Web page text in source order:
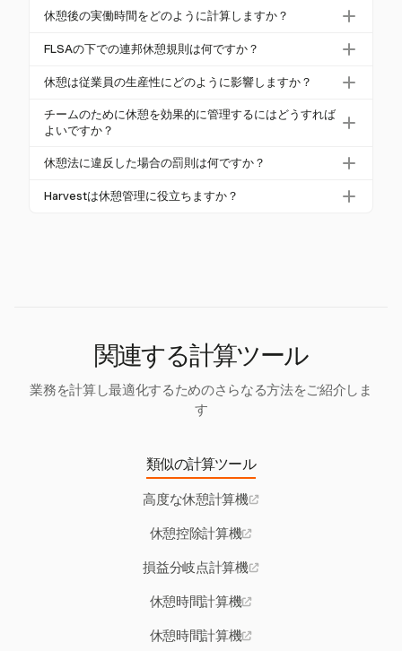
カリフォルニア州では、非免除従業員は5時間を超え
ごとに10分の有給の休憩を受ける必要があります。
休憩後の実働時間をどのように計算しますか？
休憩後の実働時間を計算するには、総労働時間から
グソフトウェアのようなツールは、これらの控除を
FLSAの下での連邦休憩規則は何ですか？
FLSAは休憩を義務付けていませんが、提供される場
分以上の食事時間は、従業員が業務から解放されて
いる場合、賃金が支払われません。
休憩は従業員の生産性にどのように影響しますか？
休憩は疲労を軽減し、集中力を高めることで従業員
の生産性を向上させることができます。適切に管理
戻ることを保証し、全体的な効率を向上させます。
チームのために休憩を効果的に管理するにはどうすれば
よいですか？
効果的な休憩管理には、タイムトラッキングツール
ことが含まれます。これにより、コンプライアンス
休憩法に違反した場合の罰則は何ですか？
休憩法に違反すると重大な罰則が科せられる可能性
Harvestは休憩管理に役立ちますか？
関連する計算ツール
業務を計算し最適化するためのさらなる方法をご紹介しま
す
類似の計算ツール
高度な休憩計算機
休憩控除計算機
損益分岐点計算機
休憩時間計算機
休憩時間計算機